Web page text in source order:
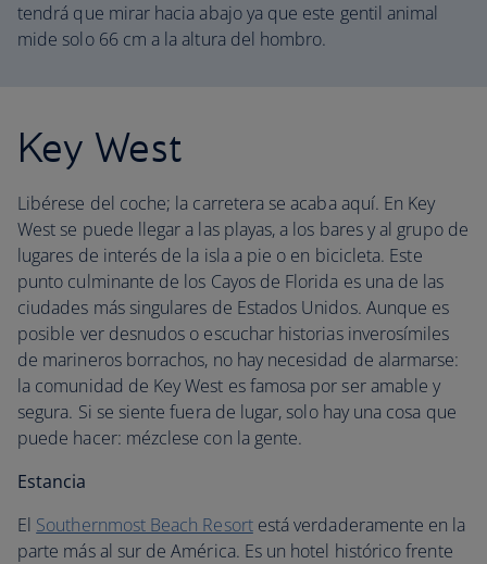
tendrá que mirar hacia abajo ya que este gentil animal
mide solo 66 cm a la altura del hombro.
Key West
Libérese del coche; la carretera se acaba aquí. En Key
West se puede llegar a las playas, a los bares y al grupo de
lugares de interés de la isla a pie o en bicicleta. Este
punto culminante de los Cayos de Florida es una de las
ciudades más singulares de Estados Unidos. Aunque es
posible ver desnudos o escuchar historias inverosímiles
de marineros borrachos, no hay necesidad de alarmarse:
la comunidad de Key West es famosa por ser amable y
segura. Si se siente fuera de lugar, solo hay una cosa que
puede hacer: mézclese con la gente.
Estancia
El Southernmost Beach Resortestá verdaderamente en la
parte más al sur de América. Es un hotel histórico frente